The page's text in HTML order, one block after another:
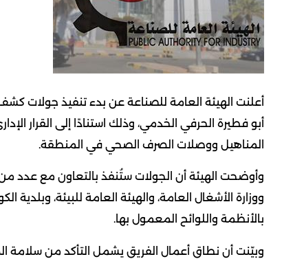
أعلنت الهيئة العامة للصناعة عن بدء تنفيذ جولات
المناهيل ووصلات الصرف الصحي في المنطقة.
وأوضحت الهيئة أن الجولات ستُنفذ بالتعاون مع عدد
ووزارة الأشغال العامة، والهيئة العامة للبيئة، وبلدية
بالأنظمة واللوائح المعمول بها.
وبيّنت أن نطاق أعمال الفريق يشمل التأكد من سلامة